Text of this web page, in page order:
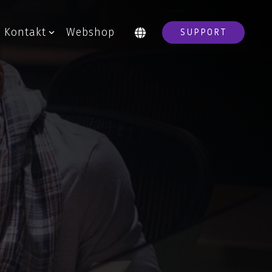
Backup
Disaster Recovery
Kontakt Webshop SUPPORT